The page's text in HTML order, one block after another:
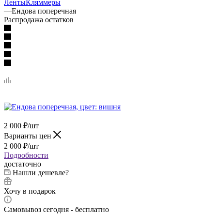
ЛентыКляммеры
—Ендова поперечная
Распродажа остатков
2 000 ₽/шт
Варианты цен
2 000 ₽/шт
Подробности
достаточно
Нашли дешевле?
Хочу в подарок
Самовывоз сегодня - бесплатно